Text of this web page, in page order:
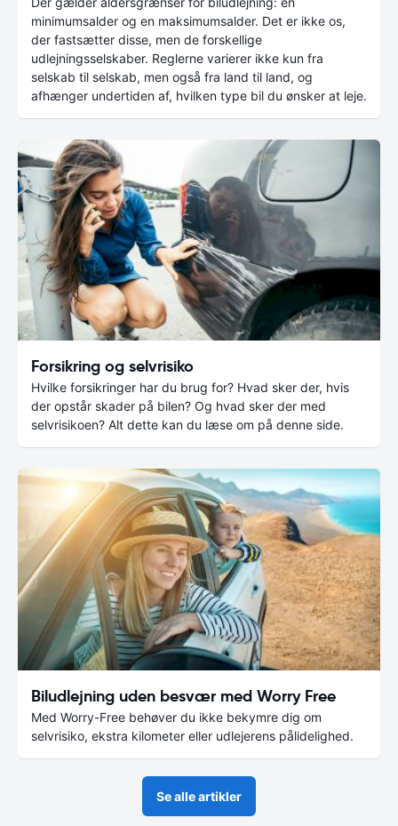
minimumsalder og en maksimumsalder. Det er ikke os,
der fastsætter disse, men de forskellige
udlejningsselskaber. Reglerne varierer ikke kun fra
selskab til selskab, men også fra land til land, og
afhænger undertiden af, hvilken type bil du ønsker at leje.
Forsikring og selvrisiko
Hvilke forsikringer har du brug for? Hvad sker der, hvis
der opstår skader på bilen? Og hvad sker der med
selvrisikoen? Alt dette kan du læse om på denne side.
Biludlejning uden besvær med Worry Free
Med Worry-Free behøver du ikke bekymre dig om
selvrisiko, ekstra kilometer eller udlejerens pålidelighed.
Se alle artikler